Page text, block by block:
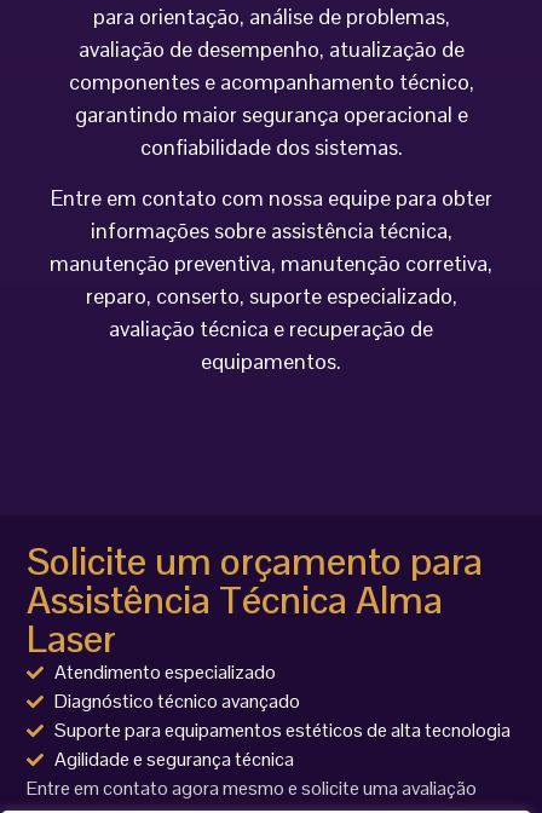
para orientação, análise de problemas,
avaliação de desempenho, atualização de
componentes e acompanhamento técnico,
garantindo maior segurança operacional e
confiabilidade dos sistemas.
Entre em contato com nossa equipe para obter
informações sobre assistência técnica,
manutenção preventiva, manutenção corretiva,
reparo, conserto, suporte especializado,
avaliação técnica e recuperação de
equipamentos.
Solicite um orçamento para
Assistência Técnica Alma
Laser
Atendimento especializado
Diagnóstico técnico avançado
Suporte para equipamentos estéticos de alta tecnologia
Agilidade e segurança técnica
Entre em contato agora mesmo e solicite uma avaliação